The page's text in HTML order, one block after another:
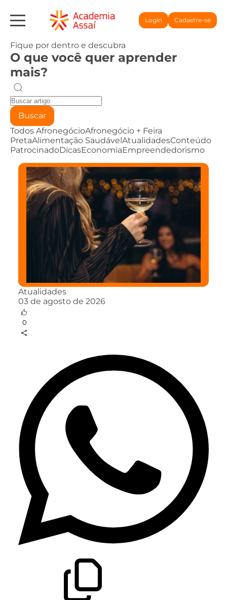
Login Cadastre-se
Fique por dentro e descubra
O que você quer aprender
mais?
Buscar
Todos AfronegócioAfronegócio + Feira
PretaAlimentação SaudávelAtualidadesConteúdo
PatrocinadoDicasEconomiaEmpreendedorismo
Atualidades
03 de agosto de 2026
0